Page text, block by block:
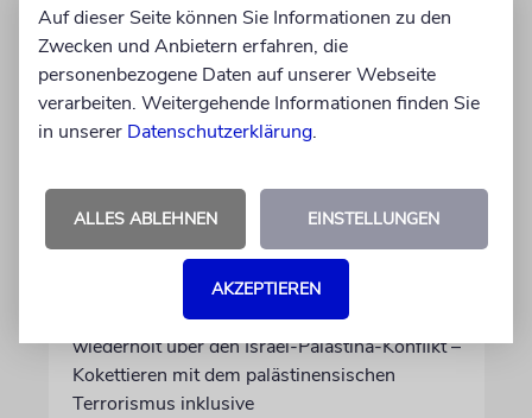
HIPHOP
Palestine« als
Verkaufsschlager
Auf seinem neuen Album »Lounge Musik«
rappt der Berliner Musiker Pashanim
wiederholt über den Israel-Palästina-Konflikt –
Kokettieren mit dem palästinensischen
Terrorismus inklusive
Auf dieser Seite können Sie Informationen zu den
Zwecken und Anbietern erfahren, die
personenbezogene Daten auf unserer Webseite
verarbeiten. Weitergehende Informationen finden Sie
in unserer Datenschutzerklärung.
ALLES ABLEHNEN EINSTELLUNGEN
AKZEPTIEREN